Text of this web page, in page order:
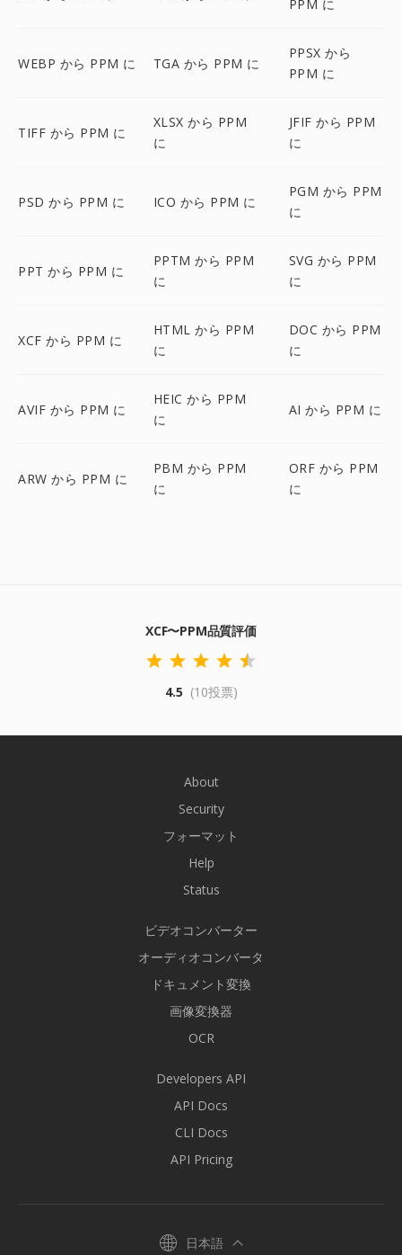
PPM に
WEBP から PPM に TGA から PPM に
PPSX から
PPM に
TIFF から PPM に
XLSX から PPM
に
JFIF から PPM
に
PSD から PPM に ICO から PPM に
PGM から PPM
に
PPT から PPM に
PPTM から PPM
に
SVG から PPM
に
XCF から PPM に
HTML から PPM
に
DOC から PPM
に
AVIF から PPM に
HEIC から PPM
に
AI から PPM に
ARW から PPM に
PBM から PPM
に
ORF から PPM
に
XCF〜PPM品質評価
4.5 (10投票)
About
Security
フォーマット
Help
Status
ビデオコンバーター
オーディオコンバータ
ドキュメント変換
画像変換器
OCR
Developers API
API Docs
CLI Docs
API Pricing
日本語